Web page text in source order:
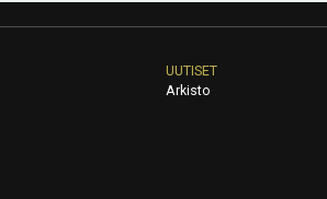
UUTISET
Arkisto